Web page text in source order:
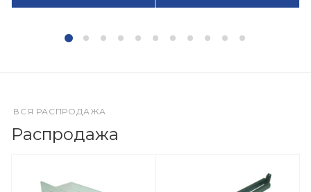
Распродажа
ВСЯ РАСПРОДАЖА